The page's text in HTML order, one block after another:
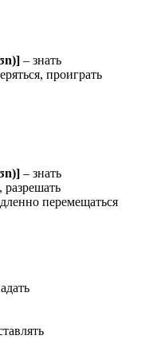
– знать
проиграть
– знать
разрешать
перемещаться